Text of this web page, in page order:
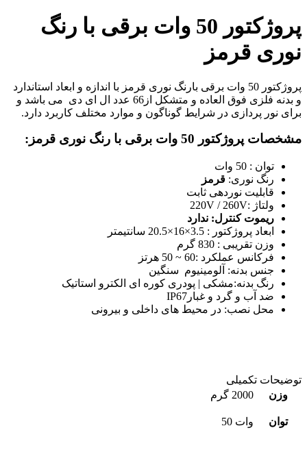
پروژکتور 50 وات برقی با رنگ
نوری قرمز
پروژکتور 50 وات برقی بارنگ نوری قرمز با اندازه و ابعاد استاندارد
و بدنه فلزی فوق العاده و متشکل از66 عدد ال ای دی می باشد و
برای نور پردازی در شرایط گوناگون و موارد مختلف کاربرد دارد.
مشخصات پروژکتور 50 وات برقی با رنگ نوری قرمز:
توان : 50 وات
رنگ نوری: قرمز
قابلیت نوردهی ثابت
ولتاژ :220V / 260V
ریموت کنترل: ندارد
ابعاد پروژکتور : 3.5×16×20.5 سانتیمتر
وزن تقریبی : 830 گرم
فرکانس عملکرد :60 ~ 50 هرتز
جنس بدنه: آلومینیوم سنگین
رنگ بدنه:مشکی | پودری کوره ای الکترو استاتیک
ضد آب و گرد و غبارIP67
محل نصب: در محیط های داخلی و بیرونی
توضیحات تکمیلی
وزن
2000 گرم
توان وات 50